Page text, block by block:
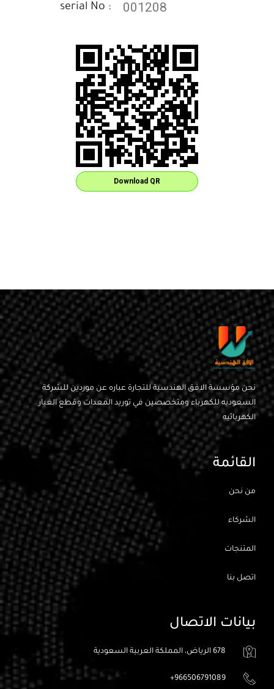
Download QR
serial No : 001208
نحن مؤسسة الافق الهندسية للتجارة عباره عن موردين للشركة
السعوديه للكهرباء ومتخصصين في توريد المعدات وقطع الغيار
الكهربائيه
القائمة
من نحن
الشركاء
المتنجات
اتصل بنا
بيانات الاتصال
678 الرياض، المملكة العربية السعودية
966506791089+